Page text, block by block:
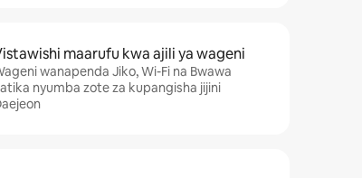
maarufu kwa ajili ya wageni
wanapenda Jiko, Wi-Fi na Bwawa
nyumba zote za kupangisha jijini